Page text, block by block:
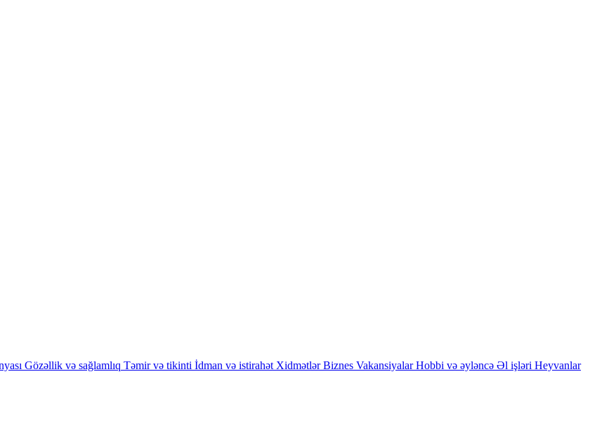
Gözəllik və sağlamlıq Təmir və tikinti İdman və istirahət Xidmətlər Biznes Vakansiyalar Hobbi və əyləncə Əl işləri Heyvanlar